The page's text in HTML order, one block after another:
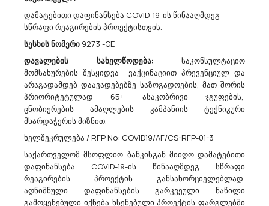
მისამართი: terjola1@mes.gov.ge ახორციელებს ბაზრისა და
ბაზარზე არსებული ფასების მოკვლევას მომსა...
Შპს „თბილისის Სატრანსპორტო Კომპანია“ Აცხადებს Ბაზრის Კვლევას
42662000 - შესადუღებელი მოწყობილობები.
03/08/2026
შპს „თბილისის სატრანსპორტო კომპანია“ ატარებს ბაზრის
კვლევას რელსების შესადუღებელი აგრეგატი К-900 ტიპის ან
ეკვივალენტურის (CPVკოდი: 42662000) ელექტრონული
ტენდერის საშუალებით შემდგომი შესყიდვის მიზნით. გთხოვთ,
განიხილოთ ზემოაღნიშნული ბაზრის კ...
დამატებითი დაფინანსება COVID-19-ის წინააღმდეგ
სწრაფი რეაგირების პროექტისთვის.
სესხის ნომერი 9273 -GE
დავალების სახელწოდება: საკონსულტაციო
მომსახურების შესყიდვა ვაქცინაციით პრევენციულ და
არაგადამდებ დაავადებებზე საზოგადოების, მათ შორის
პრიორიტეტულად 65+ ასაკობრივი ჯგუფების,
ცნობიერების ამაღლების კამპანიის ტექნიკური
მხარდაჭერის მიზნით.
ხელშეკრულება / RFP No: COVID19/AF/CS-RFP-01-3
საქართველომ მსოფლიო ბანკისგან მიიღო დამატებითი
დაფინანსება COVID-19-ის წინააღმდეგ სწრაფი
რეაგირების პროექტის განსახორციელებლად.
აღნიშნული დაფინანსების გარკვეული ნაწილი
გამოყენებული იქნება ხსენებული პროექტის ფარგლებში